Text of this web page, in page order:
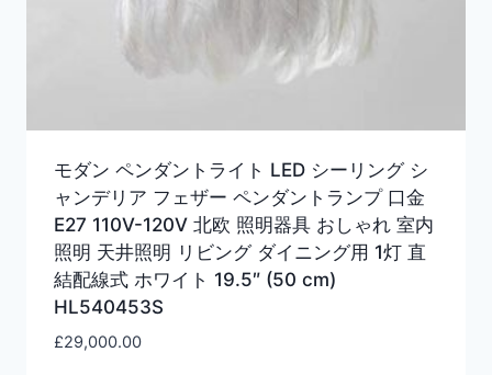
モダン ペンダントライト LED シーリング シ
ャンデリア フェザー ペンダントランプ 口金
E27 110V-120V 北欧 照明器具 おしゃれ 室内
照明 天井照明 リビング ダイニング用 1灯 直
結配線式 ホワイト 19.5″ (50 cm)
HL540453S
£29,000.00